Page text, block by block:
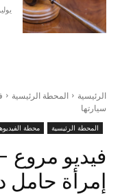
يوليو 31,
الرئيسية المحطة الرئيسية
سيارتها
المحطة الرئيسية محطة
فيديو مروع
إمرأة حامل